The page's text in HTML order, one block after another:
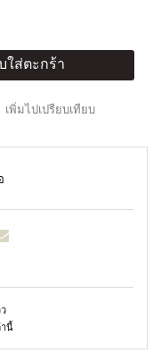
ใส่ตะกร้า
เพิ่มไปเปรียบเทียบ
นี้